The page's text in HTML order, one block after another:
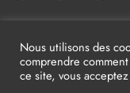
Nous utilisons des
comprendre
ce site, vous